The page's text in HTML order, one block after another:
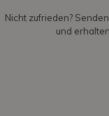
Nicht zufrieden?
und